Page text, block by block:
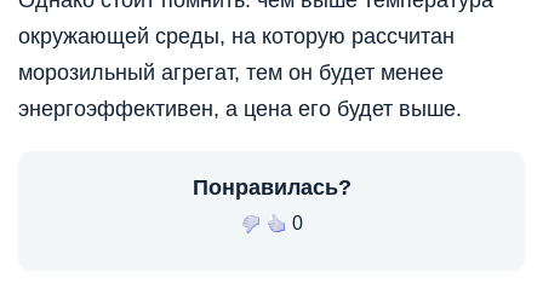
окружающей среды, на которую рассчитан
морозильный агрегат, тем он будет менее
энергоэффективен, а цена его будет выше.
Понравилась?
0